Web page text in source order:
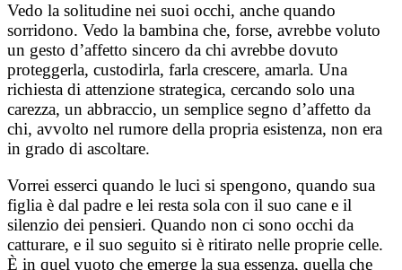
Vedo la solitudine nei suoi occhi, anche quando
sorridono. Vedo la bambina che, forse, avrebbe voluto
un gesto d’affetto sincero da chi avrebbe dovuto
proteggerla, custodirla, farla crescere, amarla. Una
richiesta di attenzione strategica, cercando solo una
carezza, un abbraccio, un semplice segno d’affetto da
chi, avvolto nel rumore della propria esistenza, non era
in grado di ascoltare.
Vorrei esserci quando le luci si spengono, quando sua
figlia è dal padre e lei resta sola con il suo cane e il
silenzio dei pensieri. Quando non ci sono occhi da
catturare, e il suo seguito si è ritirato nelle proprie celle.
È in quel vuoto che emerge la sua essenza, quella che